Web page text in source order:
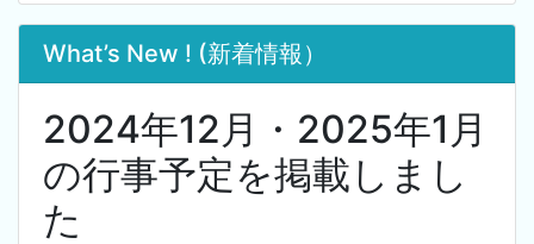
What’s New ! (新着情報）
2024年12月・2025年1月
の行事予定を掲載しまし
た